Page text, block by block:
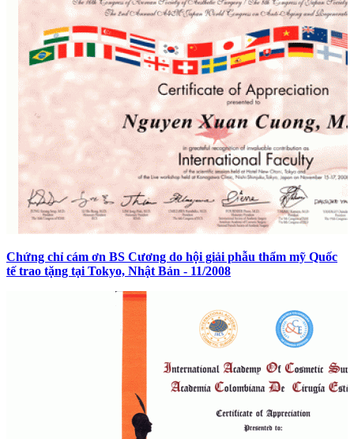
Chứng chỉ cám ơn BS Cương do hội giải phẫu thẩm mỹ Quốc
tế trao tặng tại Tokyo, Nhật Bản - 11/2008